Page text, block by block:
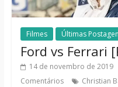
Filmes Últimas
Ford vs Ferrari
14 de novembro de 2019
Comentários
Christian